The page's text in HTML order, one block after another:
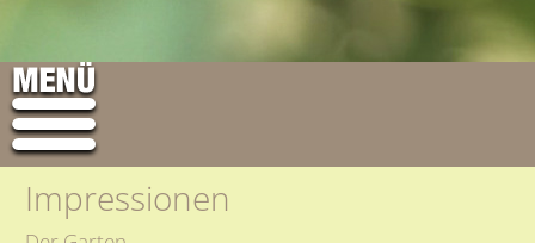
Impressionen